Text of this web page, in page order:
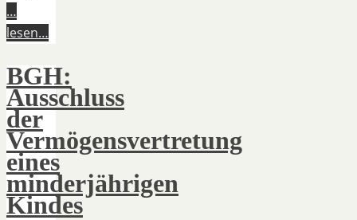
…
lesen…
BGH:
Ausschluss
der
Vermögensvertretung
eines
minderjährigen
Kindes